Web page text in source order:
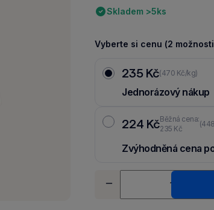
Skladem >5ks
Vyberte si cenu (2
235 Kč(470 Kč/kg)
Jednorázový nákup
224 KčBěžná cena:
235 Kč
Zvýhodněná cena
-